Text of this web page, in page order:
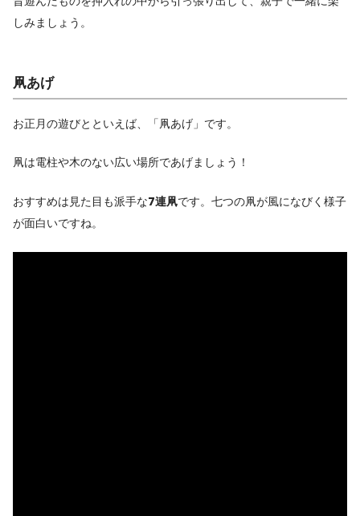
しみましょう。
凧あげ
お正月の遊びとといえば、「凧あげ」です。
凧は電柱や木のない広い場所であげましょう！
おすすめは見た目も派手な7連凧です。七つの凧が風になびく様子
が面白いですね。